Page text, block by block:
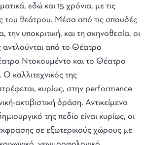
εδώ και 15 χρόνια, με τις
του θεάτρου. Μέσα από τις σπουδές
την υποκριτική, και τη σκηνοθεσία, οι
αντλούνται από το Θέατρο
Ντοκουμέντο και το Θέατρο
καλλιτεχνικός της
κυρίως, στην performance
ακτιβιστική δράση. Αντικείμενο
της πεδίο είναι κυρίως, οι
σε εξωτερικούς χώρους με